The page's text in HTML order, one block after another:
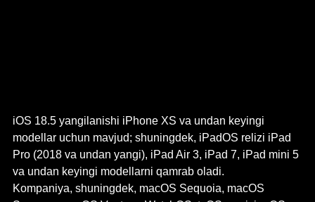
iOS 18.5 yangilanishi iPhone XS va undan keyingi
modellar uchun mavjud; shuningdek, iPadOS relizi iPad
Pro (2018 va undan yangi), iPad Air 3, iPad 7, iPad mini 5
va undan keyingi modellarni qamrab oladi.
Kompaniya, shuningdek, macOS Sequoia, macOS